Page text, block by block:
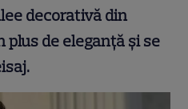
decorativă din
plus de eleganță și se